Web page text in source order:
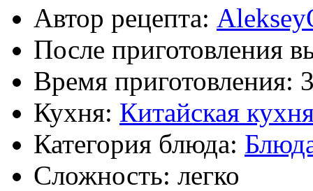
Автор рецепта:
После приготовления
Время приготовления:
Кухня: Китайская
Категория блюда:
Сложность: легко